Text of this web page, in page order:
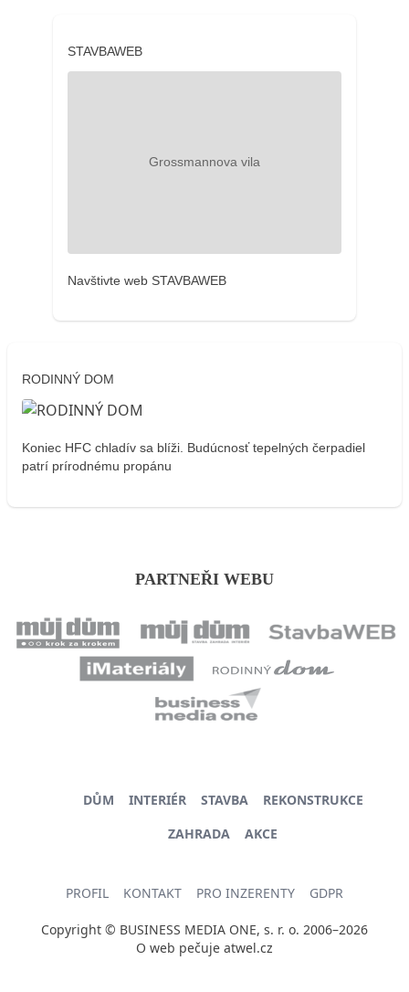
STAVBAWEB
Navštivte web STAVBAWEB
RODINNÝ DOM
Koniec HFC chladív sa blíži. Budúcnosť tepelných čerpadiel
patrí prírodnému propánu
PARTNEŘI WEBU
DŮM INTERIÉR STAVBA
REKONSTRUKCE
ZAHRADA
AKCE
PROFIL KONTAKT PRO INZERENTY GDPR
Copyright © BUSINESS MEDIA ONE, s. r. o. 2006–2026